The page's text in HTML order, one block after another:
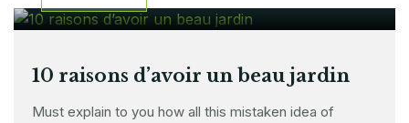
10 raisons d’avoir un beau jardin
Must explain to you how all this mistaken idea of